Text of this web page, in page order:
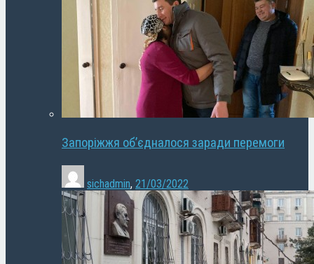
Запоріжжя об’єдналося заради перемоги
sichadmin, 21/03/2022